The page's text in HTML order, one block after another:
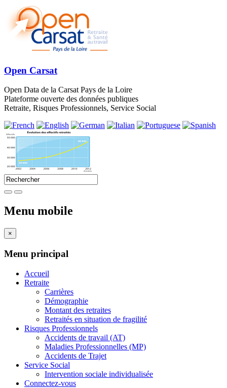
Open Carsat
Open Data de la Carsat Pays de la Loire
Plateforme ouverte des données publiques
Retraite, Risques Professionnels, Service Social
Menu mobile
×
Menu principal
Accueil
Retraite
Carrières
Démographie
Montant des retraites
Retraités en situation de fragilité
Risques Professionnels
Accidents de travail (AT)
Maladies Professionnelles (MP)
Accidents de Trajet
Service Social
Intervention sociale individualisée
Connectez-vous